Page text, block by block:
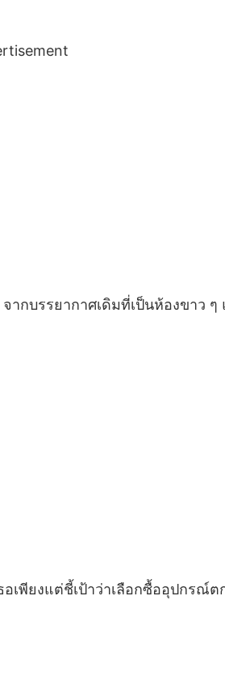
ากบรรยากาศเดิมที่เป็นห้องขาว
เพียงแต่ชี้เป้าว่าเลือกซื้ออุปกร